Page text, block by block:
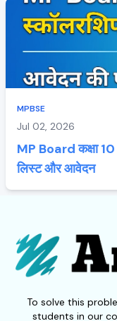
MPBSE
Jul 02, 2026
MP Board कक्षा
लिस्ट और आवेदन
To solve this
students in our